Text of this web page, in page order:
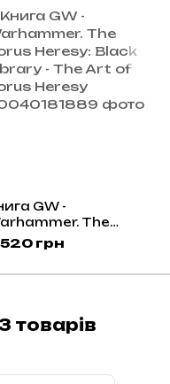
GW -
The
Heresy: Black
- The Art of
Heresy
грн
товарів